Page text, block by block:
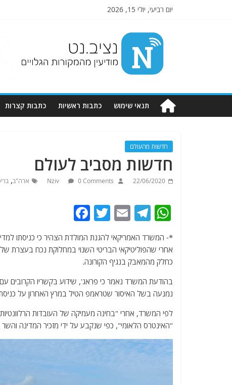
יום רביעי, יולי 15, 2026
Nziv.net
מודיעין
מהמקורות
תנאי שימוש כתבות ראשיות כתבות קצרות
חדשות מהעולם
חדשות מסביב לעולם
22/06/2020
Nziv 0 Comments ארה"ב,
W
at
s
A
p
p
T
e
g
ra
m
E
m
ai
l
T
itt
er
a
c
b
o
o
k
*- המשרד האמריקאי להגנת המולדת הצהיר כי כניסתו
אחרי שהפוליטיקאי הבריטי השנוי במחלוקת נכח בעצרת
כחלק מהמאבק בנגיף הקורונה.
בהודעת המשרד נאמר כי פראג', שידוע בקשריו הקרובים
נמנעה בשל האיסור שטראמפ הטיל במרץ האחרון על
לפי המשרד, אחרי "בחינה מעמיקה של העובדות
"האינטרס הלאומי", כפי שנקבע על ידי מזכיר המדינה